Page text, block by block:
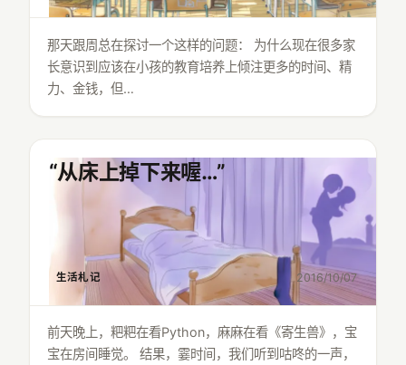
那天跟周总在探讨一个这样的问题： 为什么现在很多家
长意识到应该在小孩的教育培养上倾注更多的时间、精
力、金钱，但…
“从床上掉下来喔…”
生活札记 2016/10/07
前天晚上，粑粑在看Python，麻麻在看《寄生兽》，宝
宝在房间睡觉。 结果，霎时间，我们听到咕咚的一声，